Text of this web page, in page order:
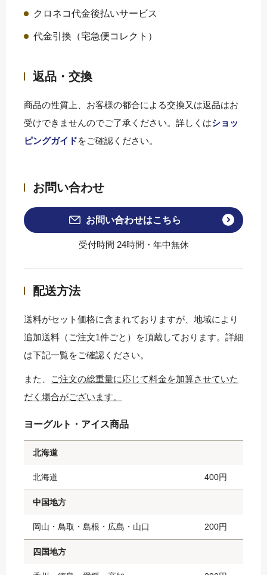
クロネコ代金後払いサービス
代金引換（宅急便コレクト）
返品・交換
商品の性質上、お客様の都合による交換又は返品はお
受けできませんのでご了承ください。詳しくはショッ
ピングガイドをご確認ください。
お問い合わせ
お問い合わせはこちら
受付時間 24時間・年中無休
配送方法
送料がセット価格に含まれておりますが、地域により
追加送料（ご注文1件ごと）を頂戴しております。詳細
は下記一覧をご確認ください。
また、
ご注文の総重量に応じて料金を加算させていた
だく場合がございます。
ヨーグルト・アイス商品
北海道
北海道 400円
中国地方
岡山・鳥取・島根・広島・山口 200円
四国地方